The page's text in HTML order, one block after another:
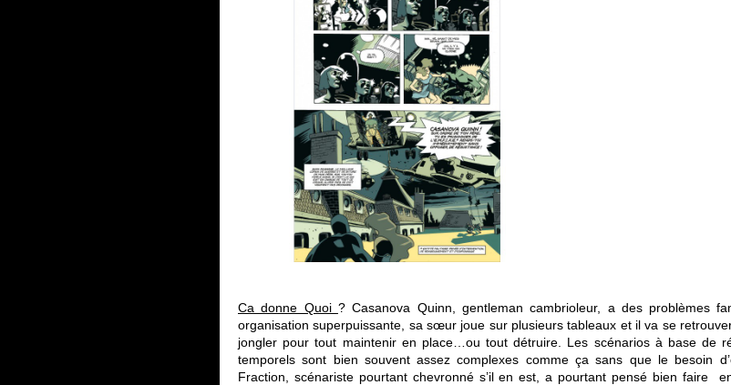
Ca donne Quoi ? Casanova Quinn, gentleman cambrioleur, a des problèmes
organisation superpuissante, sa sœur joue sur plusieurs tableaux et il va se
jongler pour tout maintenir en place…ou tout détruire. Les scénarios à base de
temporels sont bien souvent assez complexes comme ça sans que le besoin
Fraction, scénariste pourtant chevronné s’il en est, a pourtant pensé bien faire